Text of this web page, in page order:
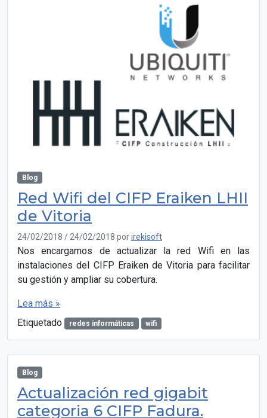
Blog
Red Wifi del CIFP Eraiken LHII
de Vitoria
24/02/2018 / 24/02/2018 porirekisoft
Nos encargamos de actualizar la red Wifi en las
instalaciones del CIFP Eraiken de Vitoria para facilitar
su gestión y ampliar su cobertura.
Lea más »
Etiquetado
redes informáticas wifi
Blog
Actualización red gigabit
categoria 6 CIFP Fadura.